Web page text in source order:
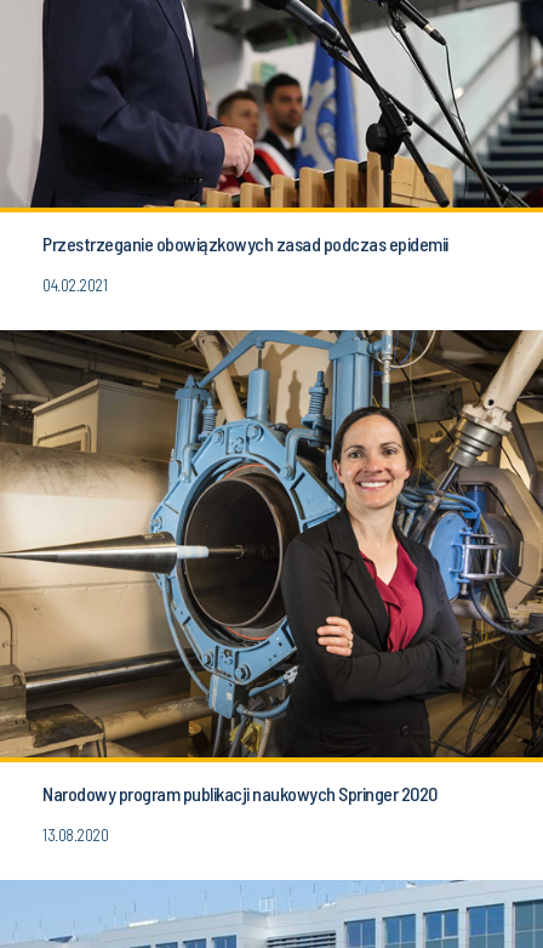
Przestrzeganie obowiązkowych zasad podczas epidemii
04.02.2021
Narodowy program publikacji naukowych Springer 2020
13.08.2020